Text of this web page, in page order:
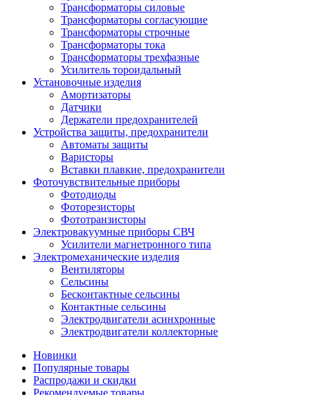
Трансформаторы силовые
Трансформаторы согласующие
Трансформаторы строчные
Трансформаторы тока
Трансформаторы трехфазные
Усилитель тороидальный
Установочные изделия
Амортизаторы
Датчики
Держатели предохранителей
Устройства защиты, предохранители
Автоматы защиты
Варисторы
Вставки плавкие, предохранители
Фоточувствительные приборы
Фотодиоды
Фоторезисторы
Фототранзисторы
Электровакуумные приборы СВЧ
Усилители магнетронного типа
Электромеханические изделия
Вентиляторы
Сельсины
Бесконтактные сельсины
Контактные сельсины
Электродвигатели асинхронные
Электродвигатели коллекторные
Новинки
Популярные товары
Распродажи и скидки
Рекомендуемые товары